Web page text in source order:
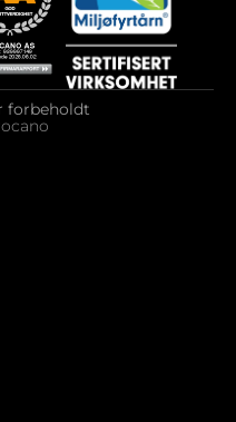
forbeholdt